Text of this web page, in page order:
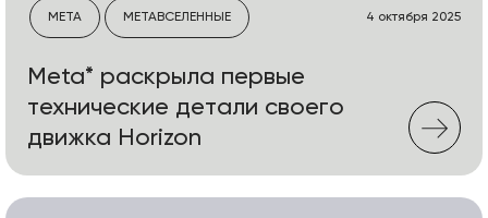
META МЕТАВСЕЛЕННЫЕ 4 октября 2025
Meta* раскрыла первые
технические детали своего
движка Horizon